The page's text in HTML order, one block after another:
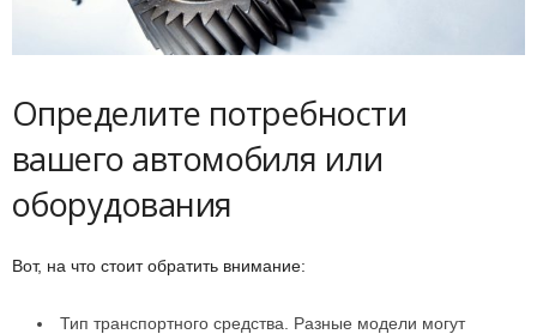
Определите потребности
вашего автомобиля или
оборудования
Вот, на что стоит обратить внимание:
Тип транспортного средства. Разные модели могут